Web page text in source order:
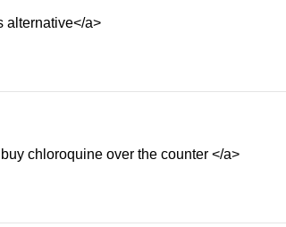
alternative</a>
chloroquine over the counter </a>